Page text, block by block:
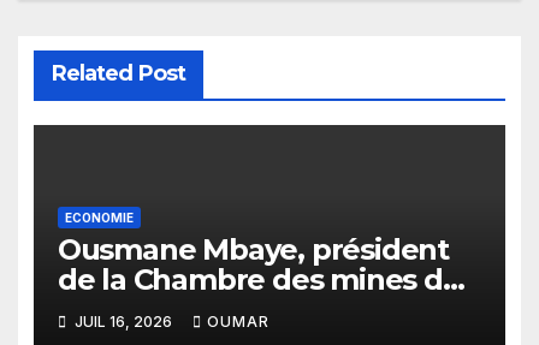
Related Post
ECONOMIE
Ousmane Mbaye, président
de la Chambre des mines du
Sénégal : « C’est l’Etat qui doit
JUIL 16, 2026 OUMAR